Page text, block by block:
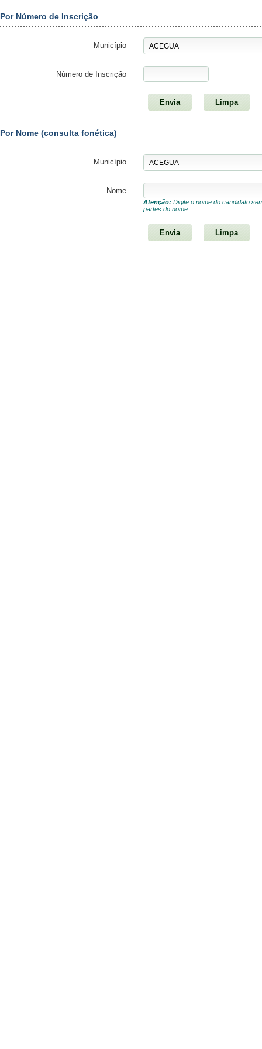
Por Número de Inscrição
Município
Número de Inscrição
Por Nome (consulta fonética)
Município
Nome
Atenção: Digite o nome do candidato
partes do nome.